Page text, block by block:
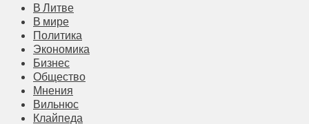
В Литве
В мире
Политика
Экономика
Бизнес
Общество
Мнения
Вильнюс
Клайпеда